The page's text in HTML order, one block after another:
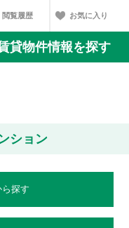
閲覧履歴 お気に入り
貸物件情報を探す
ション
探す